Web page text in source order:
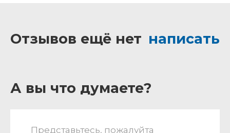
Отзывов ещё нет написать
А вы что думаете?